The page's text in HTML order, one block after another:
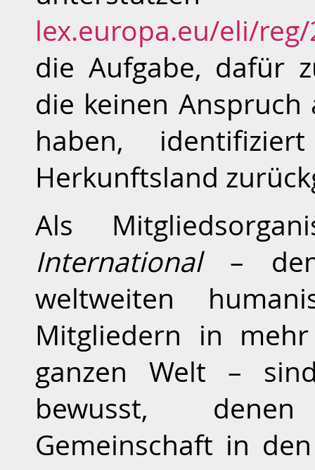
lex.europa.eu/eli/
die Aufgabe, dafür
die keinen
haben,
Herkunftsland
Als
International– dem
weltweiten
Mitgliedern in
ganzen Welt –
bewusst,
Gemeinschaft in